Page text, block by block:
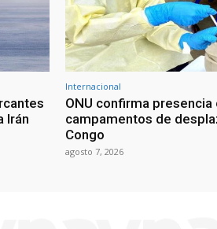
Irán
Internacional
ONU confirma presencia
campamentos de
Congo
agosto 7, 2026